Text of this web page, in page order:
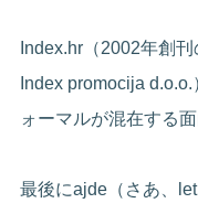
Index.hr（2002年創
Index promocija
ォーマルが混在する
最後にajde（さあ、